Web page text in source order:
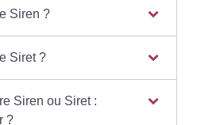
Siren ?
Siret ?
Siren ou Siret :
?